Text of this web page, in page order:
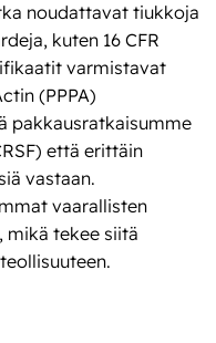
noudattavat tiukkoja
kuten 16 CFR
varmistavat
(PPPA)
pakkausratkaisumme
että erittäin
vastaan.
vaarallisten
mikä tekee siitä